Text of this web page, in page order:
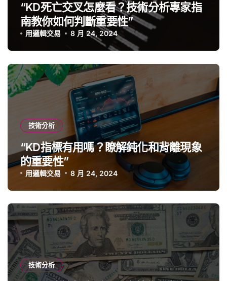
“KD死亡交叉怎麼看？技術分析專家指
南教你如何判斷重要性”
用邏輯交易 8 月 24, 2024
技術分析
“KD指標有用嗎？瞭解鈍化和背離現象
的重要性”
用邏輯交易 8 月 24, 2024
技術分析